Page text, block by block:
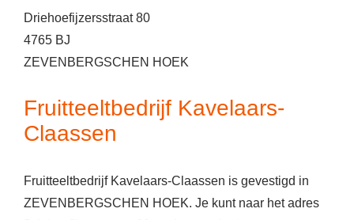
Driehoefijzersstraat 80
4765 BJ
ZEVENBERGSCHEN HOEK
Fruitteeltbedrijf Kavelaars-
Claassen
Fruitteeltbedrijf Kavelaars-Claassen is gevestigd in
ZEVENBERGSCHEN HOEK. Je kunt naar het adres